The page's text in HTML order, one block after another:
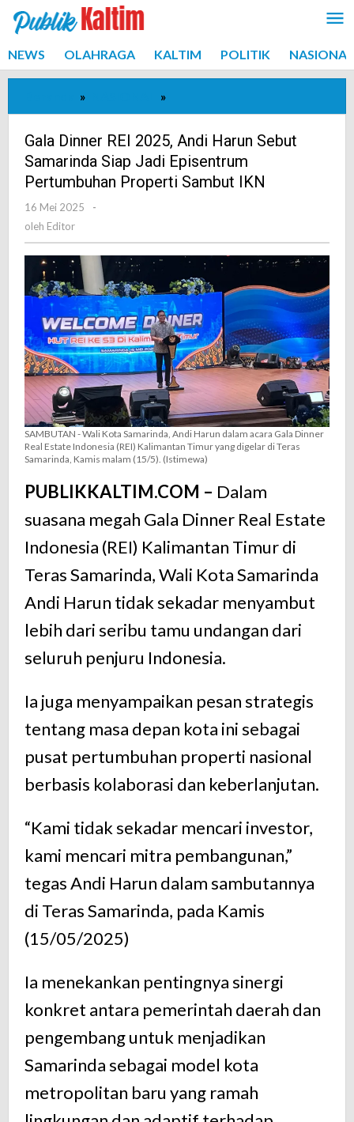
Lewati
konten
NEWS OLAHRAGA KALTIM POLITIK NASIONAL
» »
Dinner
REI
2025,
Andi
Harun
Siap
Jadi
Episentrum
Pertumbuhan
Properti
Sambut
IKN
Gala Dinner REI 2025, Andi Harun Sebut
Samarinda Siap Jadi Episentrum
Pertumbuhan Properti Sambut IKN
16 Mei 2025
oleh
-
oleh Editor
SAMBUTAN - Wali Kota Samarinda, Andi Harun dalam acara Gala Dinner
Real Estate Indonesia (REI) Kalimantan Timur yang digelar di Teras
Samarinda, Kamis malam (15/5). (Istimewa)
PUBLIKKALTIM.COM – Dalam
suasana megah Gala Dinner Real Estate
Indonesia (REI) Kalimantan Timurdi
TerasSamarinda,Wali KotaSamarinda
Andi Harun tidaksekadar menyambut
lebih dariseribu tamu undangan dari
seluruh penjuru Indonesia.
Ia juga menyampaikan pesanstrategis
tentang masa depan kota inisebagai
pusat pertumbuhan properti nasional
berbasis kolaborasi dan keberlanjutan.
“Kami tidaksekadar mencari investor,
kami mencari mitra pembangunan,”
tegasAndi Harun dalamsambutannya
di Teras Samarinda, pada Kamis
(15/05/2025)
Ia menekankan pentingnyasinergi
konkret antara pemerintah daerah dan
pengembanguntuk menjadikan
Samarindasebagai model kota
metropolitan baru yang ramah